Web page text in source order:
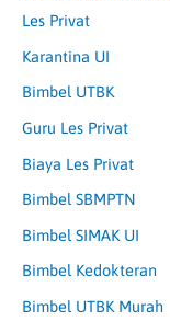
Les Privat
Karantina UI
Bimbel UTBK
Guru Les Privat
Biaya Les Privat
Bimbel SBMPTN
Bimbel SIMAK UI
Bimbel Kedokteran
Bimbel UTBK Murah